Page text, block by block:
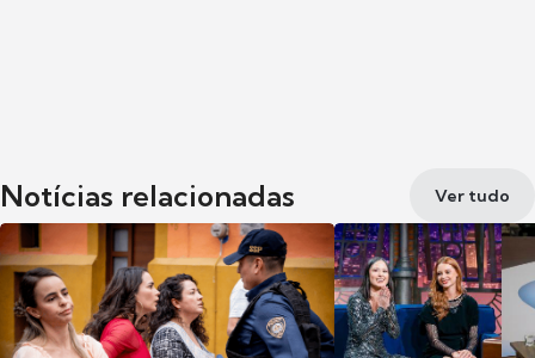
Notícias relacionadas Ver tudo